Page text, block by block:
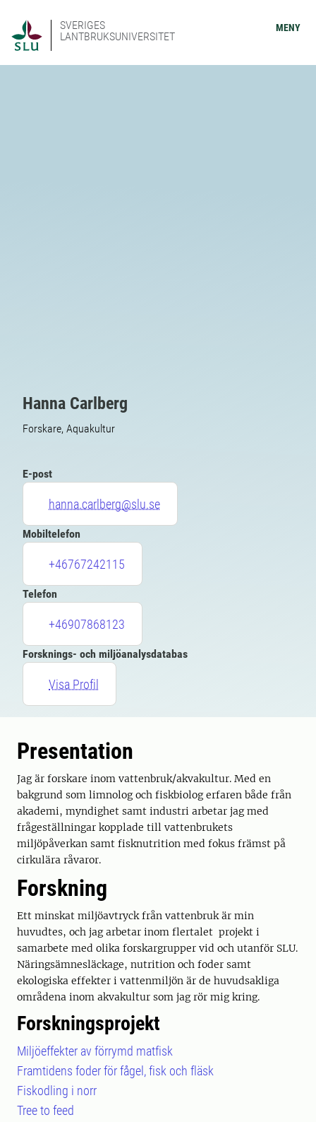
SVERIGES
LANTBRUKSUNIVERSITET
MENY
Hanna Carlberg
Forskare, Aquakultur
E-post
hanna.carlberg@slu.se
Mobiltelefon
+46767242115
Telefon
+46907868123
Forsknings- och miljöanalysdatabas
Visa Profil
Presentation
Jag är forskare inom vattenbruk/akvakultur. Med en
bakgrund som limnolog och fiskbiolog erfaren både från
akademi, myndighet samt industri arbetar jag med
frågeställningar kopplade till vattenbrukets
miljöpåverkan samt fisknutrition med fokus främst på
cirkulära råvaror.
Forskning
Ett minskat miljöavtryck från vattenbruk är min
huvudtes, och jag arbetar inom flertalet projekt i
samarbete med olika forskargrupper vid och utanför SLU.
Näringsämnesläckage, nutrition och foder samt
ekologiska effekter i vattenmiljön är de huvudsakliga
områdena inom akvakultur som jag rör mig kring.
Forskningsprojekt
Miljöeffekter av förrymd matfisk
Framtidens foder för fågel, fisk och fläsk
Fiskodling i norr
Tree to feed